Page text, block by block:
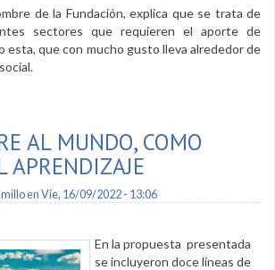
de la Fundación, explica que se trata de
sectores que requieren el aporte de
esta, que con mucho gusto lleva alrededor de
AL MUNDO, COMO
APRENDIZAJE
en Vie, 16/09/2022 - 13:06
En la propuesta presentada
se incluyeron doce líneas de